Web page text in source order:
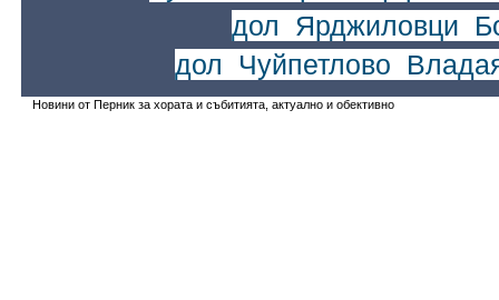
дол
Ярджиловци
дол
Чуйпетлово
Новини от Перник за хората и събитията, актуално и обективно